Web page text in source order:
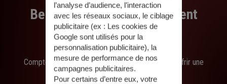
Besoin d'un accompagnement
personnalisé ?
Comptez sur les experts de Generali pour vous offrir une
écoute active en agence ou en ligne.
l’analyse d’audience, l’interaction
avec les réseaux sociaux, le ciblage
publicitaire (ex : Les cookies de
Google sont utilisés pour la
personnalisation publicitaire), la
mesure de performance de nos
campagnes publicitaires.
Pour certains d’entre eux, votre